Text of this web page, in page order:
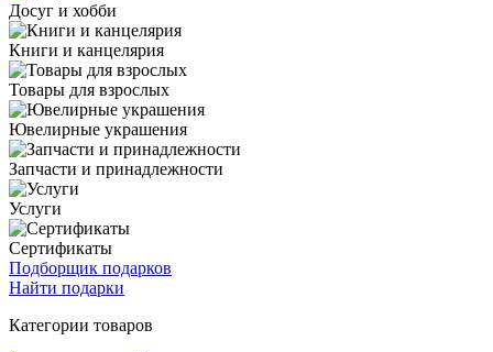
Досуг и хобби
Книги и канцелярия
Товары для взрослых
Ювелирные украшения
Запчасти и принадлежности
Услуги
Сертификаты
Подборщик подарков
Найти подарки
Категории товаров